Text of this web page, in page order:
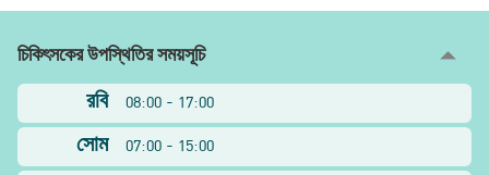
চিকিৎসকের উপস্থিতির সময়সূচি
রবি
08:00 - 17:00
সোম
07:00 - 15:00